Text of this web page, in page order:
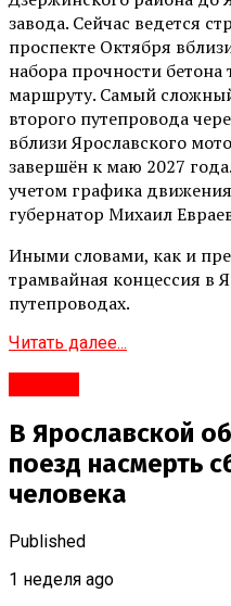
завода. Сейчас ведется
проспекте Октября
набора прочности
маршруту. Самый
второго путепровода
вблизи Ярославского
завершён к маю 2027
учетом графика
губернатор Михаил
Иными словами, как и
трамвайная концессия в
путепроводах.
Читать далее...
В Ярославской
поезд насмерть
человека
Published
1 неделя ago